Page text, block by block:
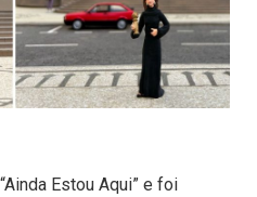
Estou Aqui” e foi